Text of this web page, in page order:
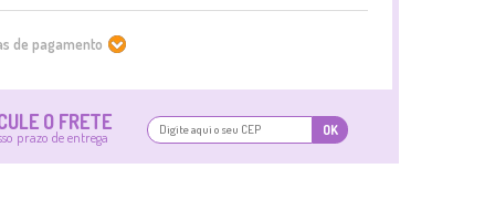
de pagamento
O FRETE
prazo de entrega OK